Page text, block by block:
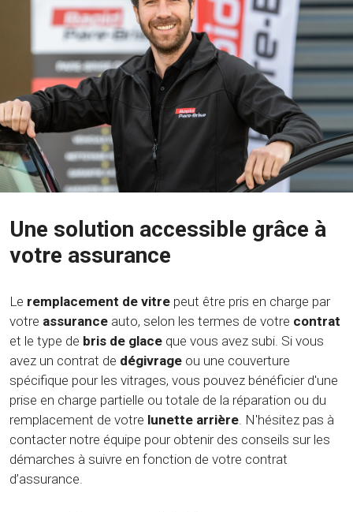
Une solution accessible grâce à
votre assurance
Le remplacement de vitre peut être pris en charge par
votre assurance auto, selon les termes de votre contrat
et le type de bris de glace que vous avez subi. Si vous
avez un contrat de dégivrage ou une couverture
spécifique pour les vitrages, vous pouvez bénéficier d'une
prise en charge partielle ou totale de la réparation ou du
remplacement de votre lunette arrière. N'hésitez pas à
contacter notre équipe pour obtenir des conseils sur les
démarches à suivre en fonction de votre contrat
d’assurance.